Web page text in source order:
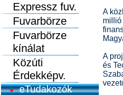
Expressz fuv.
Fuvarbörze
Fuvarbörze
kínálat
Közúti
Érdekképv.
eTudakozók
A
millió
A
és